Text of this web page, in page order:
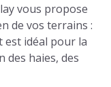
vous propose
de vos terrains :
est idéal pour la
des haies, des